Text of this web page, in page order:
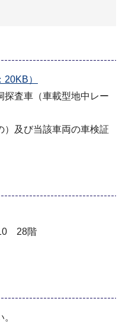
）
探査車（車載型地中レー
）及び当該車両の車検証
28階